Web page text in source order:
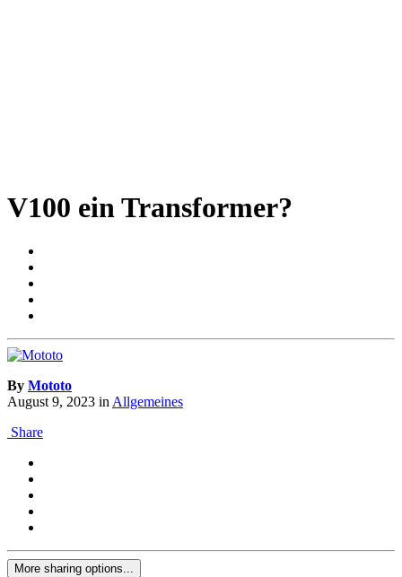
V100 ein Transformer?
By Mototo
August 9, 2023 inAllgemeines
Share
More sharing options...